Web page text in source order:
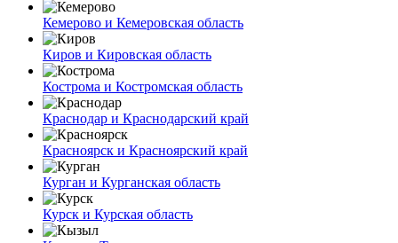
Кемерово и Кемеровская область
Киров и Кировская область
Кострома и Костромская область
Краснодар и Краснодарский край
Красноярск и Красноярский край
Курган и Курганская область
Курск и Курская область